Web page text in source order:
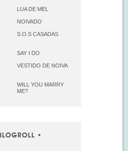
LUA DE MEL
NOIVADO
S.O.S CASADAS
SAY I DO
VESTIDO DE NOIVA
WILL YOU MARRY
ME?